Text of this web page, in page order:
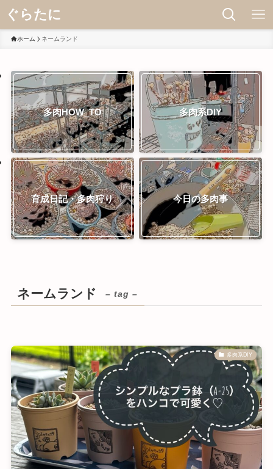
ぐらたに
ホーム ネームランド
多肉HOW_TO 多肉系DIY
育成日記・多肉狩り 今日の多肉事
ネームランド – tag –
多肉系DIY